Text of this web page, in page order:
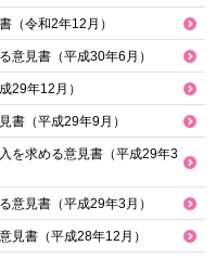
（令和2年12月）
意見書（平成30年6月）
29年12月）
書（平成29年9月）
を求める意見書（平成29年3
意見書（平成29年3月）
見書（平成28年12月）